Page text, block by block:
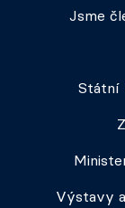
Jsme
Státní
Výstavy